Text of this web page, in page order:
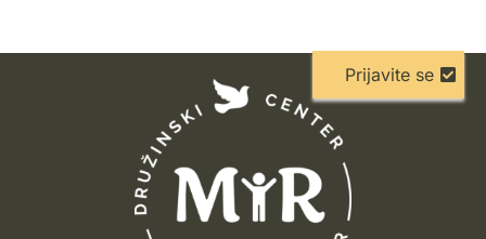
Prijavite se